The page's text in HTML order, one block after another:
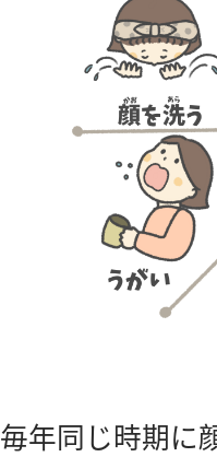
毎年同じ時期に